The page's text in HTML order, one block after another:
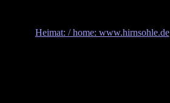
Heimat: / home: www.hirnsohle.de